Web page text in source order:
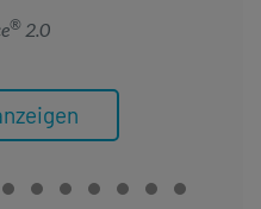
®2.0